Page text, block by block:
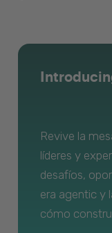
Revive la
líderes y
desafíos,
era agentic y
cómo